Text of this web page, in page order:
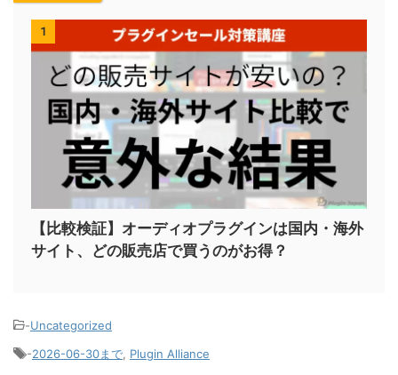
1
【比較検証】オーディオプラグインは国内・海外
サイト、どの販売店で買うのがお得？
-Uncategorized
-2026-06-30まで Plugin Alliance